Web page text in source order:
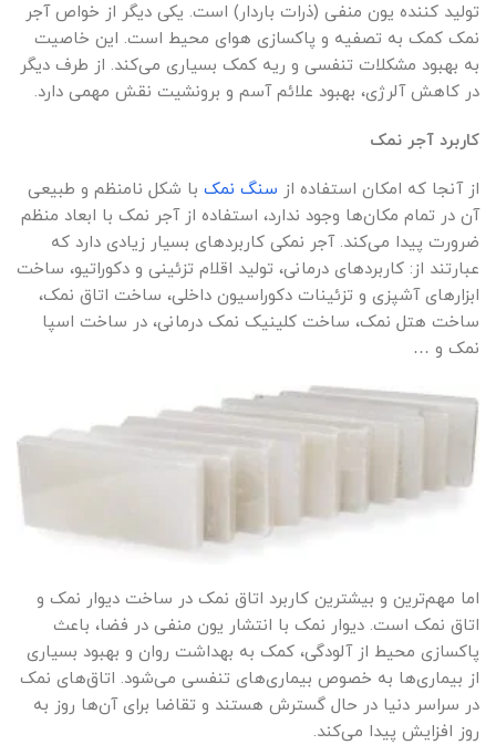
تولید کننده‌ یون منفی (ذرات باردار) است. یکی دیگر از خواص آجر
نمک کمک به تصفیه و پاکسازی هوای محیط است. این خاصیت
به بهبود مشکلات تنفسی و ریه کمک بسیاری می‌کند. از طرف دیگر
در کاهش آلرژی، بهبود علائم آسم و برونشیت نقش مهمی دارد.
کاربرد آجر نمک
از آنجا که امکان استفاده از سنگ نمک با شکل نامنظم و طبیعی
آن در تمام مکان‌ها وجود ندارد، استفاده از آجر نمک با ابعاد منظم
ضرورت پیدا می‌کند. آجر نمکی کاربردهای بسیار زیادی دارد که
عبارتند از: کاربردهای درمانی، تولید اقلام تزئینی و دکوراتیو، ساخت
ابزارهای آشپزی و تزئینات دکوراسیون داخلی، ساخت اتاق نمک،
ساخت هتل نمک، ساخت کلینیک نمک درمانی، در ساخت اسپا
نمک و …
اما مهم‌ترین و بیشترین کاربرد اتاق نمک در ساخت دیوار نمک و
اتاق نمک است. دیوار نمک با انتشار یون منفی در فضا، باعث
پاکسازی محیط از آلودگی، کمک به بهداشت روان و بهبود بسیاری
از بیماری‌ها به خصوص بیماری‌های تنفسی می‌شود. اتاق‌های نمک
در سراسر دنیا در حال گسترش هستند و تقاضا برای آن‌ها روز به
روز افزایش پیدا می‌کند.